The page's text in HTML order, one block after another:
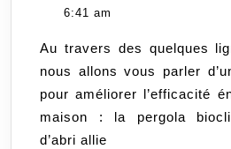
solution
durable
pour
ameliorer
6:41 am
Au travers des quelques lignes de cet article,
nous allons vous parler
pour améliorer l’efficacité
maison : la pergola
d’abri allie